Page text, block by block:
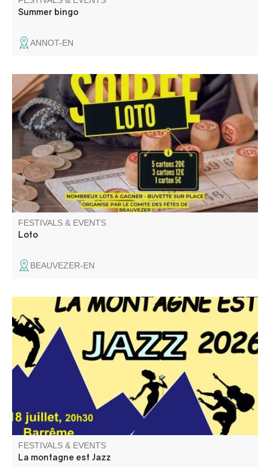
Summer bingo
ANNOT-EN
Loto de fin d'année du Comité des fêtes.
FESTIVALS & EVENTS
Loto
BEAUVEZER-EN
La 5ème édition du Festival La Montagne est Jazz se
déroule dans quatre villages des vallées de l'Asse et du
Moyen Verdon.
FESTIVALS & EVENTS
La montagne est Jazz